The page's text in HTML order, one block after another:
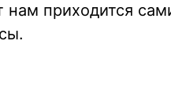
приходится